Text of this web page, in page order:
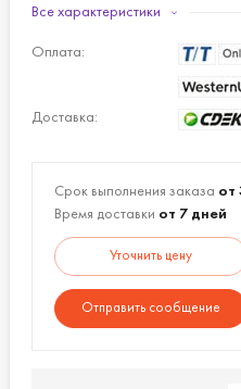
Материал:
Все характеристики
Оплата:
Доставка:
Срок выполнения заказа от
Время доставки от 7 дней
Уточнить цену
Отправить сообщение